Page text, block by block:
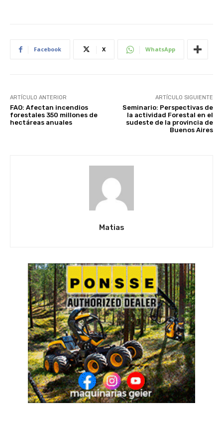
Facebook X WhatsApp
ARTÍCULO ANTERIOR
FAO: Afectan incendios
forestales 350 millones de
hectáreas anuales
ARTÍCULO SIGUIENTE
Seminario: Perspectivas de
la actividad Forestal en el
sudeste de la provincia de
Buenos Aires
Matias